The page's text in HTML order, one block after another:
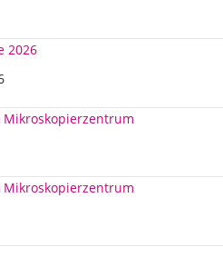
2026